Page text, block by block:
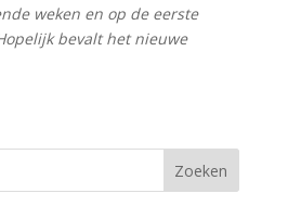
weken en op de eerste
bevalt het nieuwe